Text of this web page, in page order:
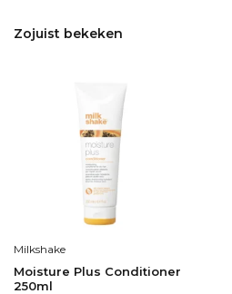
Zojuist bekeken
Milkshake
Moisture Plus Conditioner
250ml